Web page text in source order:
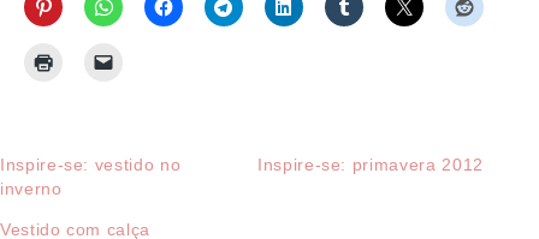
Inspire-se: vestido no
inverno
Inspire-se: primavera 2012
Vestido com calça